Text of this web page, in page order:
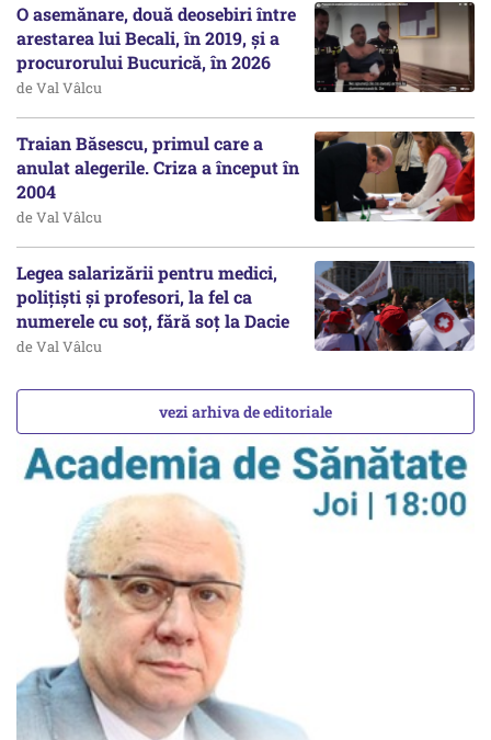
O asemănare, două deosebiri între
arestarea lui Becali, în 2019, și a
procurorului Bucurică, în 2026
de Val Vâlcu
Traian Băsescu, primul care a
anulat alegerile. Criza a început în
2004
de Val Vâlcu
Legea salarizării pentru medici,
polițiști și profesori, la fel ca
numerele cu soț, fără soț la Dacie
de Val Vâlcu
vezi arhiva de editoriale